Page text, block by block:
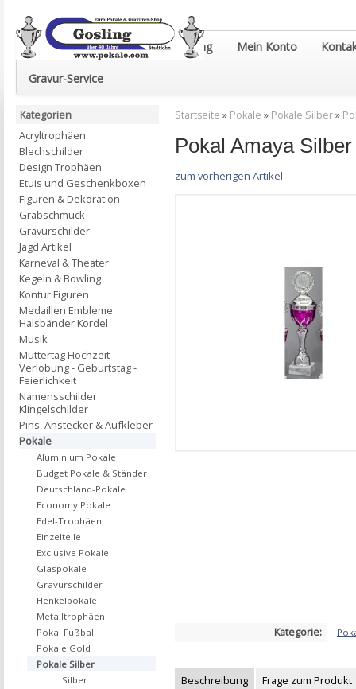
Euro-Pokale & Gravur-Shop Gosling Mein Konto
Gravur-Service
Startseite » Pokale » Pokale Silber»
Pokal Amaya
zum vorherigen Artikel
Kategorie:
Beschreibung
Frage zum Produkt
Kategorien
Acryltrophäen
Blechschilder
Design Trophäen
Etuis und Geschenkboxen
Figuren & Dekoration
Grabschmuck
Gravurschilder
Jagd Artikel
Karneval & Theater
Kegeln & Bowling
Kontur Figuren
Medaillen Embleme
Halsbänder Kordel
Musik
Muttertag Hochzeit -
Verlobung - Geburtstag -
Feierlichkeit
Namensschilder
Klingelschilder
Pins, Anstecker & Aufkleber
Pokale
Aluminium Pokale
Budget Pokale & Ständer
Deutschland-Pokale
Economy Pokale
Edel-Trophäen
Einzelteile
Exclusive Pokale
Glaspokale
Gravurschilder
Henkelpokale
Metalltrophäen
Pokal Fußball
Pokale Gold
Pokale Silber
Silber